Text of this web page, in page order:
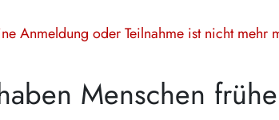
Anmeldung oder Teilnahme ist nicht mehr
Menschen